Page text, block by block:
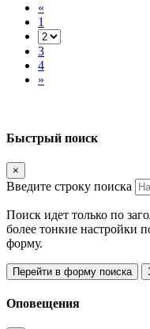
«
1
3
4
»
Быстрый поиск
×
Введите строку поиска
Поиск идет только по
более тонкие настройки
форму.
Перейти в форму поиска
Оповещения